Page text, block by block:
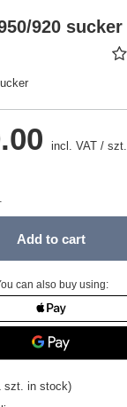
920 sucker
incl. VAT / szt.
Add to cart
can also buy using:
szt. in stock)